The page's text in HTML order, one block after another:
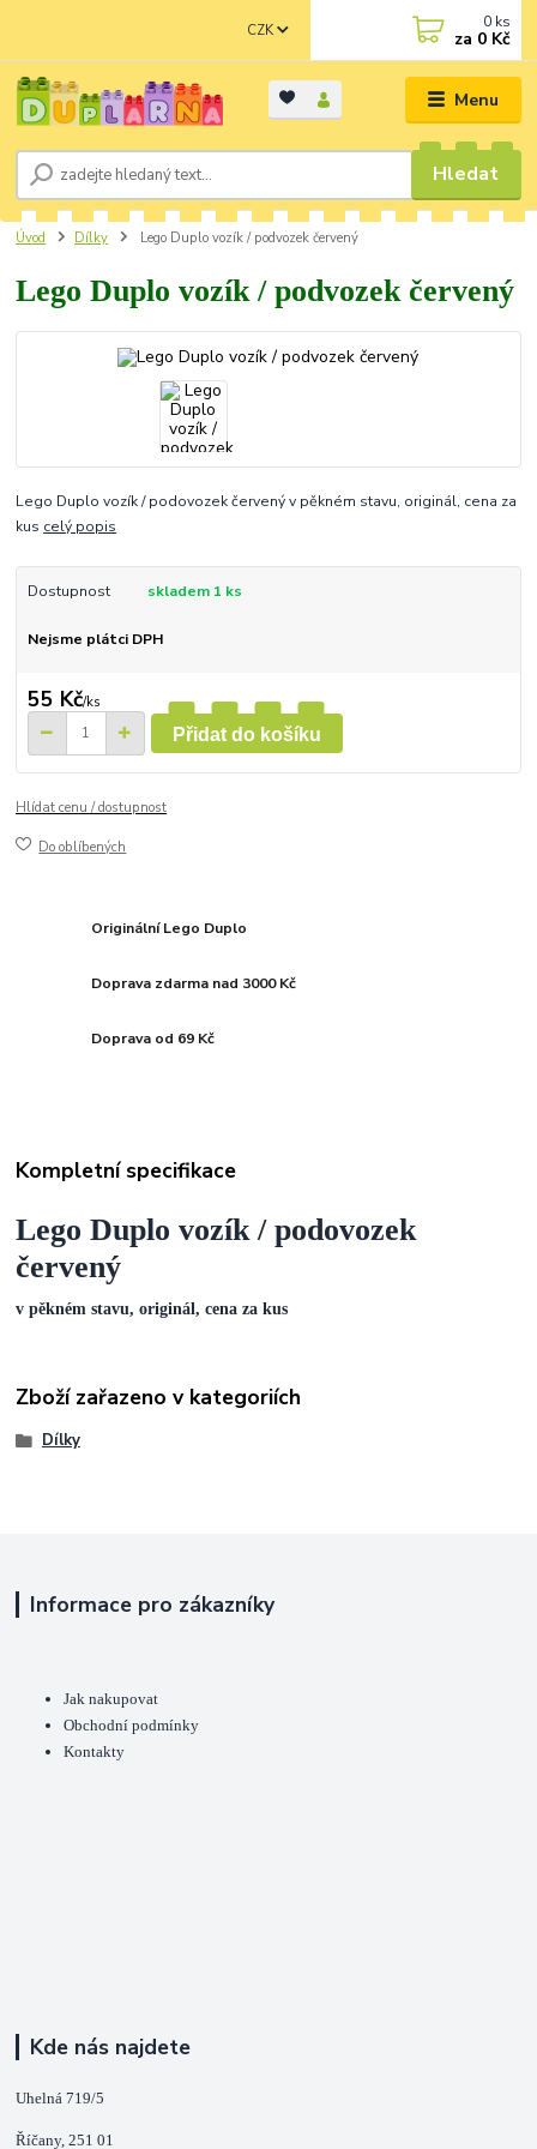
Menu
CZK
Hledat
0 ks
za 0 Kč
Úvod Dílky Lego Duplo vozík / podvozek červený
Lego Duplo vozík / podvozek červený
Lego Duplo vozík / podovozek červený v pěkném stavu, originál, cena za
kus celý popis
Dostupnost skladem 1 ks
Nejsme plátci DPH
55 Kč/ks
Přidat do košíku
Hlídat cenu / dostupnost
Do oblíbených
Originální Lego Duplo
Doprava zdarma nad 3000 Kč
Doprava od 69 Kč
Kompletní specifikace
Lego Duplo vozík / podovozek
červený
v pěkném stavu, originál, cena za kus
Zboží zařazeno v kategoriích
Dílky
Informace pro zákazníky
Jak nakupovat
Obchodní podmínky
Kontakty
Kde nás najdete
Uhelná 719/5
Říčany, 251 01